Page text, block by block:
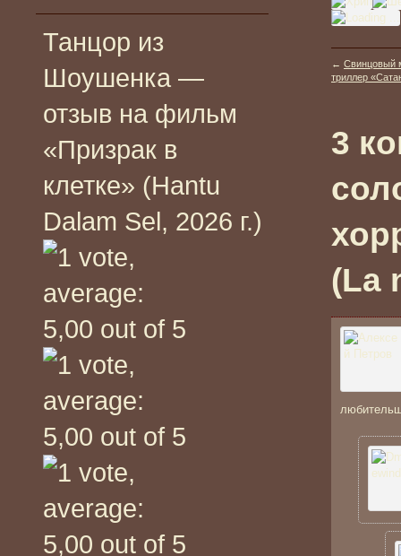
Танцор из
Шоушенка —
отзыв на фильм
«Призрак в
клетке» (Hantu
Dalam Sel, 2026 г.)
← Свинцовый
триллер
3
(La